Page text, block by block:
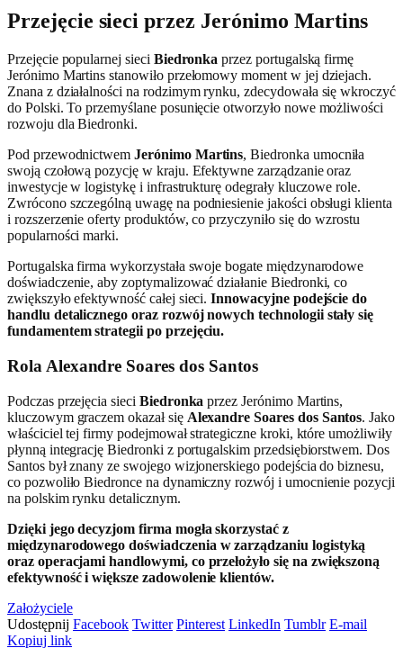
Przejęcie sieci przez Jerónimo Martins
Przejęcie popularnej sieci Biedronka przez portugalską firmę
Jerónimo Martins stanowiło przełomowy moment w jej dziejach.
Znana z działalności na rodzimym rynku, zdecydowała się wkroczyć
do Polski. To przemyślane posunięcie otworzyło nowe możliwości
rozwoju dla Biedronki.
Pod przewodnictwemJerónimo Martins, Biedronka umocniła
swoją czołową pozycję w kraju. Efektywne zarządzanie oraz
inwestycje w logistykę i infrastrukturę odegrały kluczowe role.
Zwrócono szczególną uwagę na podniesienie jakości obsługi klienta
i rozszerzenie oferty produktów, co przyczyniło się do wzrostu
popularności marki.
Portugalska firma wykorzystała swoje bogate międzynarodowe
doświadczenie, aby zoptymalizować działanie Biedronki, co
zwiększyło efektywność całej sieci.Innowacyjne podejście do
handlu detalicznego oraz rozwój nowych technologii stały się
fundamentem strategii po przejęciu.
Rola Alexandre Soares dos Santos
Podczas przejęcia sieci Biedronka przez Jerónimo Martins,
kluczowym graczem okazał się Alexandre Soares dos Santos. Jako
właściciel tej firmy podejmował strategiczne kroki, które umożliwiły
płynną integrację Biedronki z portugalskim przedsiębiorstwem. Dos
Santos był znany ze swojego wizjonerskiego podejścia do biznesu,
co pozwoliło Biedronce na dynamiczny rozwój i umocnienie pozycji
na polskim rynku detalicznym.
Dzięki jego decyzjom firma mogła skorzystać z
międzynarodowego doświadczenia w zarządzaniu logistyką
oraz operacjami handlowymi, co przełożyło się na zwiększoną
efektywność i większe zadowolenie klientów.
Założyciele
Udostępnij Facebook Twitter Pinterest LinkedIn Tumblr E-mail
Kopiuj link